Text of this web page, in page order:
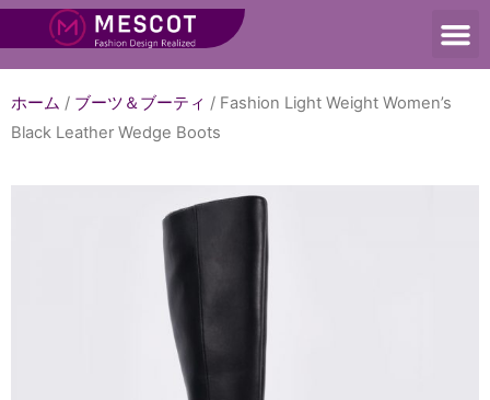
ホーム / ブーツ＆ブーティ / Fashion Light Weight Women’s
Black Leather Wedge Boots